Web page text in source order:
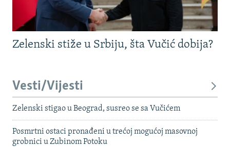
Zelenski stiže u Srbiju, šta Vučić dobija?
Vesti/Vijesti
Zelenski stigao u Beograd, susreo se sa Vučićem
Posmrtni ostaci pronađeni u trećoj mogućoj masovnoj
grobnici u Zubinom Potoku